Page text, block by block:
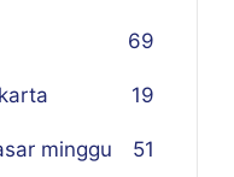
69
19
minggu 51